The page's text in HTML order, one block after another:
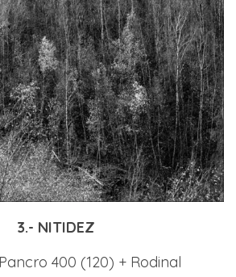
3.- NITIDEZ
Pancro 400 (120) + Rodinal